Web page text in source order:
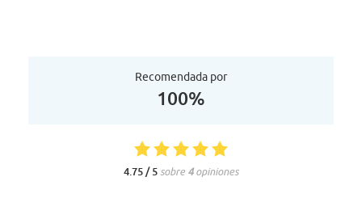
Recomendada por
100%
4.75 / 5 sobre 4opiniones